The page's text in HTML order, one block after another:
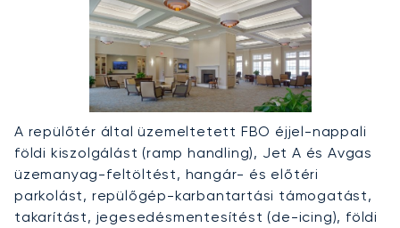
A repülőtér által üzemeltetett FBO éjjel-nappali
földi kiszolgálást (ramp handling), Jet A és Avgas
üzemanyag-feltöltést, hangár- és előtéri
parkolást, repülőgép-karbantartási támogatást,
takarítást, jegesedésmentesítést (de-icing), földi